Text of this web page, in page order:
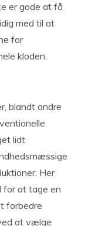
er gode at få
med til at
for
kloden.
blandt andre
lidt
Her
for at tage en
forbedre
at vælge